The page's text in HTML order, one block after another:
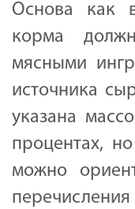
Основа как
корма
мясными
источника
указана
процентах,
можно